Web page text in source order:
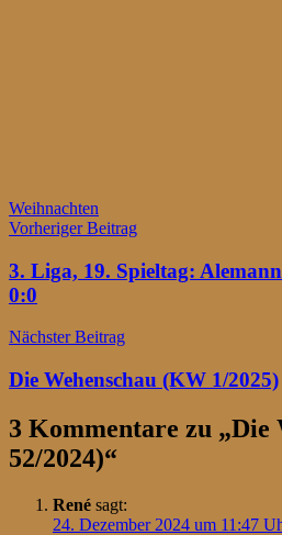
Weihnachten
Beitragsnavigation
Vorheriger Beitrag
3. Liga, 19. Spieltag:
0:0
Nächster Beitrag
Die Wehenschau (KW 1/2025)
3 Kommentare zu „Die
52/2024)“
René sagt:
24. Dezember 2024 um 11:47